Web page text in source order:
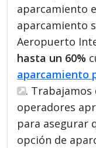
aparcamiento
aparcamiento
Aeropuerto
hasta un 60%
aparcamiento
. Trabajamos
operadores
para asegurar
opción de